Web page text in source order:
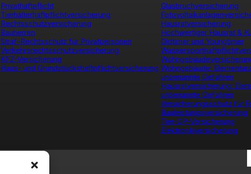
Privathaftpflicht
Tierhalterhaftpflichtversicherung
Rechtsschutzversicherung
Bauherren
Straf-Rechtsschutz für Privatpersonen
Verkehrsrechtsschutzversicherung
KFZ-Versicherung
Haus- und Grundstückshaftpflichtversicherung
Glasbruchversicherung
Hausratversicherung
Hochwertiger Hausrat &
Oldtimer und Youngtimer
Wohngebäude:
unbenannte Gefahren
Hausratversicherung:
unbenannte Gefahren
Versicherungsschutz für
Bauleistungsversicherung
Tier-OP-Versicherung
Elektronikversicherung